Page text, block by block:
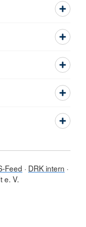
Feed
DRK intern
e. V.